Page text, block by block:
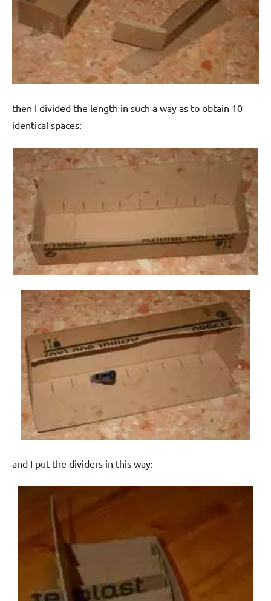
then I divided the length in such a way as to obtain 10
identical spaces:
and I put the dividers in this way: